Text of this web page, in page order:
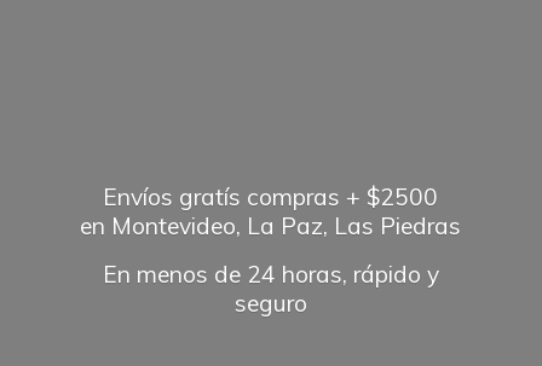
Envíos gratís compras + $2500
en Montevideo, La Paz, Las Piedras
En menos de 24 horas, rápido y
seguro